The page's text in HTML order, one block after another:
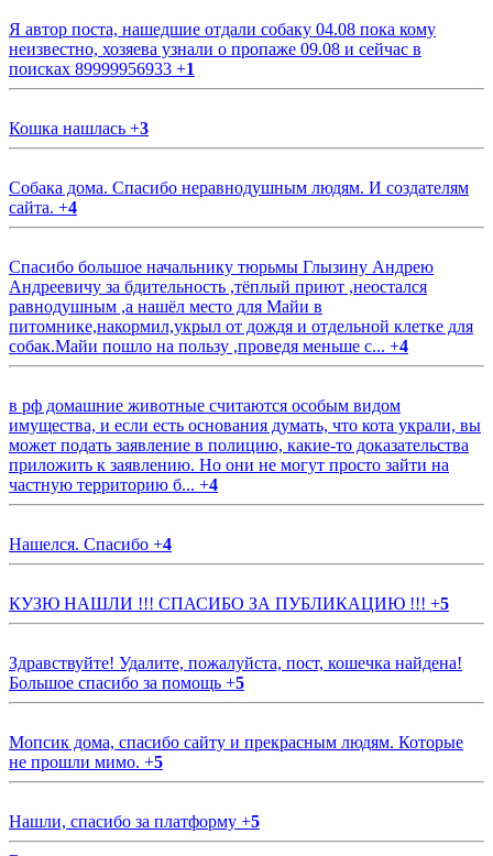
Я автор поста, нашедшие отдали собаку 04.08 пока кому
неизвестно, хозяева узнали о пропаже 09.08 и сейчас в
поисках 89999956933 +1
Кошка нашлась +3
Собака дома. Спасибо неравнодушным людям. И создателям
сайта. +4
Спасибо большое начальнику тюрьмы Глызину Андрею
Андреевичу за бдительность ,тёплый приют ,неостался
равнодушным ,а нашёл место для Майи в
питомнике,накормил,укрыл от дождя и отдельной клетке для
собак.Майи пошло на пользу ,проведя меньше с... +4
в рф домашние животные считаются особым видом
имущества, и если есть основания думать, что кота украли, вы
может подать заявление в полицию, какие-то доказательства
приложить к заявлению. Но они не могут просто зайти на
частную территорию б... +4
Нашелся. Спасибо +4
КУЗЮ НАШЛИ !!! СПАСИБО ЗА ПУБЛИКАЦИЮ !!! +5
Здравствуйте! Удалите, пожалуйста, пост, кошечка найдена!
Большое спасибо за помощь +5
Мопсик дома, спасибо сайту и прекрасным людям. Которые
не прошли мимо. +5
Нашли, спасибо за платформу +5